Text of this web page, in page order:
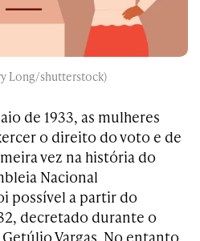
Long/shutterstock)
de 1933, as mulheres
o direito do voto e de
vez na história do
Nacional
possível a partir do
decretado durante o
Vargas. No entanto,